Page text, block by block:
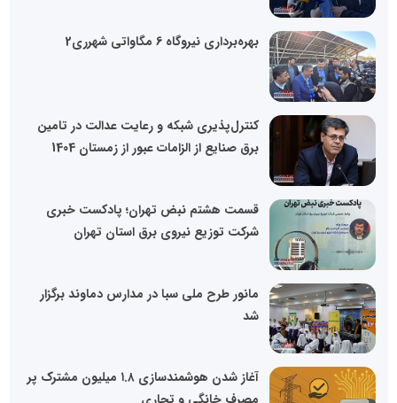
بهره‌برداری نیروگاه 6 مگاواتی شهرری2
کنترل‌پذیری شبکه و رعایت عدالت در تامین
برق صنایع از الزامات عبور از زمستان 1404
قسمت هشتم نبض تهران؛ پادکست خبری
شرکت توزیع نیروی برق استان تهران
مانور طرح ملی سبا در مدارس دماوند برگزار
شد
آغاز شدن هوشمندسازی ۱.۸ میلیون مشترک پر